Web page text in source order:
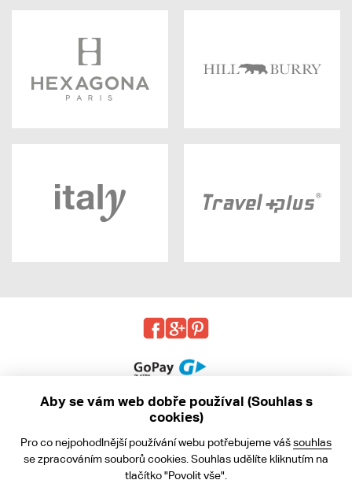
Obchodní podmínky
Aby se vám web dobře používal (Souhlas s
cookies)
Pro co nejpohodlnější používání webu potřebujeme vášsouhlas
se zpracováním souborů cookies. Souhlas udělíte kliknutím na
tlačítko "Povolit vše".